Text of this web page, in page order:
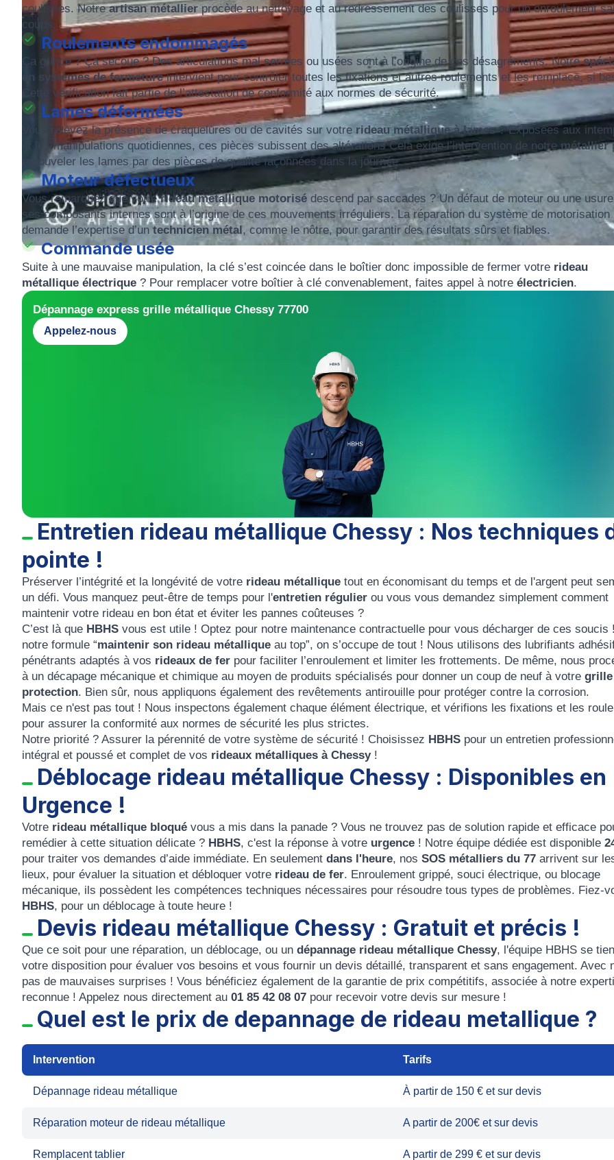
coulisses. Notreartisan métallierprocède au nettoyage et au redressement des coulisses pour un enroulement
coups.
Roulements endommagés
Ça grince ? Ça secoue ? Des articulations mal serrées ou usées sont à l’origine de ces désagréments. Notre
en systèmes de fermetureintervient pour contrôler toutes les fixations et autres roulements et les remplace, si
Cette vérification fait partie de l’attestation de conformité aux normes de sécurité.
Lames déformées
Vous relevez la présence de craquelures ou de cavités sur votre rideau métallique à lames? Exposées aux
et les manipulations quotidiennes, ces pièces subissent des altérations Cela exige l’intervention de notremétallier
renouveler les lames par des pièces de qualité façonnées dans la journée.
Moteur défectueux
Vous remarquez que votrerideau métallique motorisé descend par saccades ? Un défaut de moteur ou une
ses composants internes sont à l’origine de ces mouvements irréguliers. La réparation du système de motorisation
demande l’expertise d’un technicien métal, comme le nôtre, pour garantir des résultats sûrs et fiables.
Commande usée
Suite à une mauvaise manipulation, la clé s’est coincée dans le boîtier donc impossible de fermer votre rideau
métallique électrique ? Pour remplacer votre boîtier à clé convenablement, faites appel à notre électricien.
Dépannage express grille métallique Chessy 77700
Appelez-nous
Entretien rideau métallique Chessy : Nos techniques
pointe !
Préserver l’intégrité et la longévité de votre rideau métallique tout en économisant du temps et de l'argent peut
un défi. Vous manquez peut-être de temps pour l'entretien régulier ou vous vous demandez simplement comment
maintenir votre rideau en bon état et éviter les pannes coûteuses ?
C’est là que HBHS vous est utile ! Optez pour notre maintenance contractuelle pour vous décharger de ces soucis
notre formule “maintenir son rideau métallique au top”, on s’occupe de tout ! Nous utilisons des lubrifiants
pénétrants adaptés à vos rideaux de fer pour faciliter l’enroulement et limiter les frottements. De même, nous
à un décapage mécanique et chimique au moyen de produits spécialisés pour donner un coup de neuf à votre grille
protection. Bien sûr, nous appliquons également des revêtements antirouille pour protéger contre la corrosion.
Mais ce n'est pas tout ! Nous inspectons également chaque élément électrique, et vérifions les fixations et les
pour assurer la conformité aux normes de sécurité les plus strictes.
Notre priorité ? Assurer la pérennité de votre système de sécurité ! Choisissez HBHS pour un entretien
intégral et poussé et complet de vos rideaux métalliques à Chessy!
Déblocage rideau métallique Chessy : Disponibles en
Urgence !
Votre rideau métallique bloqué vous a mis dans la panade ? Vous ne trouvez pas de solution rapide et efficace
remédier à cette situation délicate ? HBHS, c'est la réponse à votre urgence ! Notre équipe dédiée est disponible
pour traiter vos demandes d’aide immédiate. En seulement dans l'heure, nos SOS métalliers du 77 arrivent sur
lieux, pour évaluer la situation et débloquer votre rideau de fer. Enroulement grippé, souci électrique, ou blocage
mécanique, ils possèdent les compétences techniques nécessaires pour résoudre tous types de problèmes. Fiez-
HBHS, pour un déblocage à toute heure !
Devis rideau métallique Chessy : Gratuit et précis !
Que ce soit pour une réparation, un déblocage, ou un dépannage rideau métallique Chessy, l'équipe HBHS se
votre disposition pour évaluer vos besoins et vous fournir un devis détaillé, transparent et sans engagement. Avec
pas de mauvaises surprises ! Vous bénéficiez également de la garantie de prix compétitifs, associée à notre
reconnue ! Appelez nous directement au 01 85 42 08 07 pour recevoir votre devis sur mesure !
Quel est le prix de depannage de rideau metallique ?
Intervention Tarifs
Dépannage rideau métallique À partir de 150 € et sur devis
Réparation moteur de rideau métallique A partir de 200€ et sur devis
Remplacent tablier A partir de 299 € et sur devis